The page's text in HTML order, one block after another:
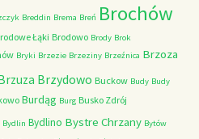
Breddin Brema Breń Brochów
Łąki Brodowo Brody Brok
Bryki Brzezie Brzeziny Brzeźnica Brzoza
Brzydowo Buckow Budy Budy
Burdąg Burg Busko Zdrój
Bydlin Bydlino Bystre Chrzany Bytów